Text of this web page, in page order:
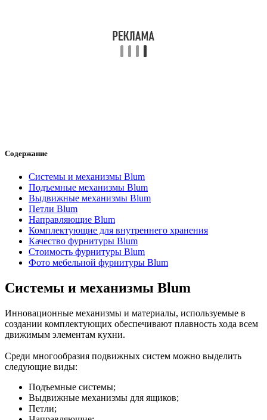
Содержание
Системы и механизмы Blum
Подъемные механизмы Blum
Выдвижные механизмы Blum
Петли Blum
Направляющие Blum
Комплектующие для внутреннего хранения
Качество фурнитуры Blum
Стоимость фурнитуры Blum
Фото мебельной фурнитуры Blum
Системы и механизмы Blum
Инновационные механизмы и материалы, используемые в
создании комплектующих обеспечивают плавность хода всем
движимым элементам кухни.
Среди многообразия подвижных систем можно выделить
следующие виды:
Подъемные системы;
Выдвижные механизмы для ящиков;
Петли;